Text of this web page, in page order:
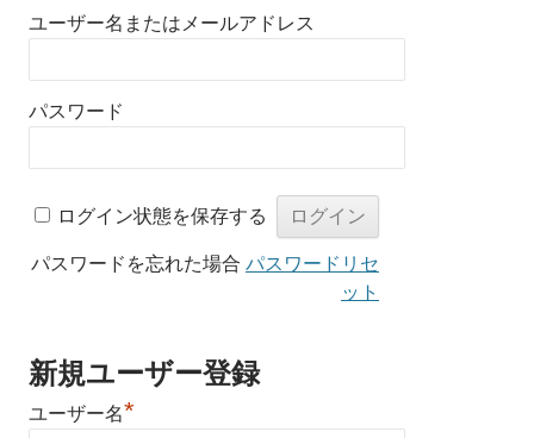
ユーザー名またはメールアドレス
パスワード
ログイン状態を保存する
パスワードを忘れた場合 パスワードリセ
ット
新規ユーザー登録
ユーザー名*